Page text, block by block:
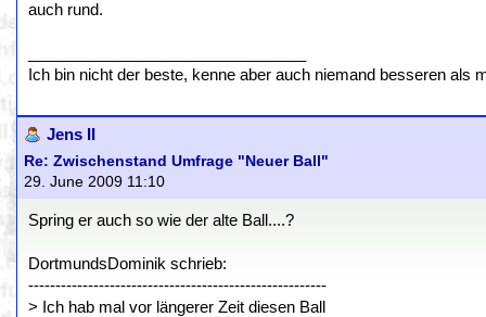
auch rund.
Ich bin nicht der beste, kenne aber auch niemand besseren als
Jens II
Re: Zwischenstand Umfrage "Neuer Ball"
29. June 2009 11:10
Spring er auch so wie der alte Ball....?
DortmundsDominik schrieb:
-------------------------------------------------------
> Ich hab mal vor längerer Zeit diesen Ball